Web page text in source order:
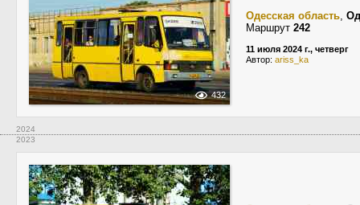
432
Одесская область,
Маршрут 242
11 июля 2024 г., четверг
Автор: ariss_ka
2024
2023